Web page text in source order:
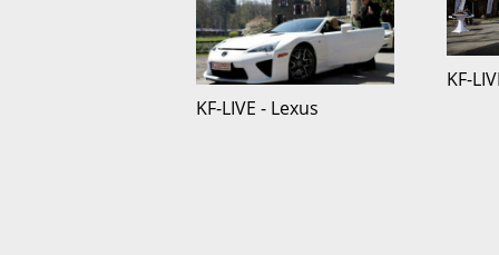
KF-LIVE - Lexus
KF-